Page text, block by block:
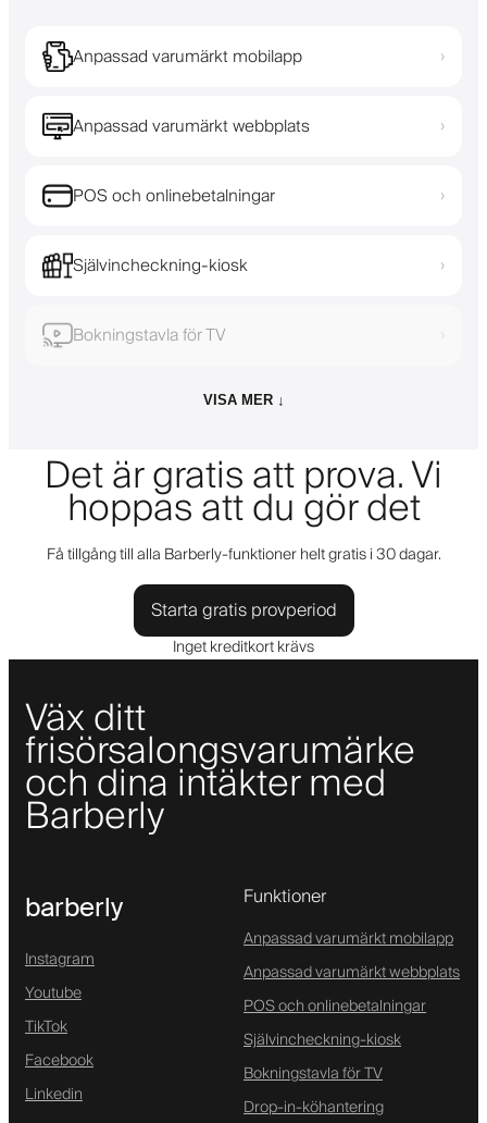
Anpassad varumärkt mobilapp ›
Anpassad varumärkt webbplats ›
POS och onlinebetalningar ›
Självincheckning-kiosk ›
Bokningstavla för TV ›
VISA MER ↓
Det är gratis att prova. Vi
hoppas att du gör det
Få tillgång till alla Barberly-funktioner helt gratis i 30 dagar.
Starta gratis provperiod
Inget kreditkort krävs
Väx ditt
frisörsalongsvarumärke
och dina intäkter med
Barberly
barberly
Instagram
Youtube
TikTok
Facebook
Linkedin
Funktioner
Anpassad varumärkt mobilapp
Anpassad varumärkt webbplats
POS och onlinebetalningar
Självincheckning-kiosk
Bokningstavla för TV
Drop-in-köhantering